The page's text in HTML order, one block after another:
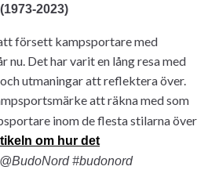
2023)
försett kampsportare med
nu. Det har varit en lång resa med
utmaningar att reflektera över.
att räkna med som
inom de flesta stilarna över
om hur det
#budonord